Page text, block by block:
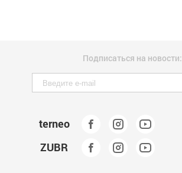
Подписаться на новости:
terneo
ZUBR